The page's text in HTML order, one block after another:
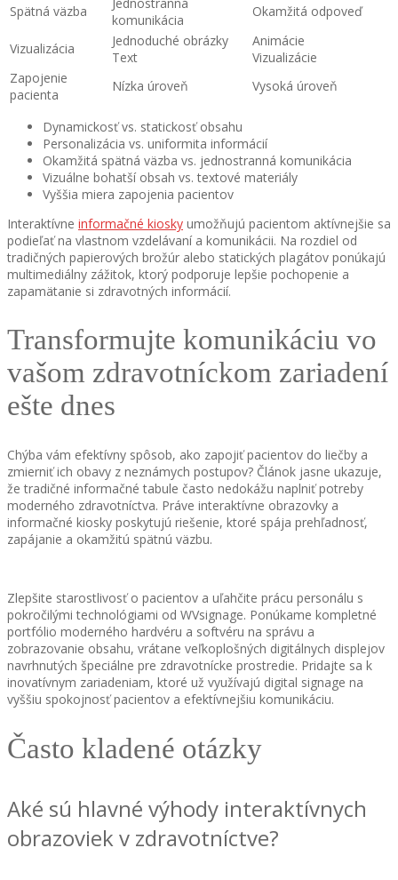
Spätná väzba
komunikácia
Okamžitá odpoveď
Vizualizácia
Jednoduché obrázky
Text
Animácie
Vizualizácie
Zapojenie
pacienta
Nízka úroveň Vysoká úroveň
Dynamickosť vs. statickosť obsahu
Personalizácia vs. uniformita informácií
Okamžitá spätná väzba vs. jednostranná komunikácia
Vizuálne bohatší obsah vs. textové materiály
Vyššia miera zapojenia pacientov
Interaktívne informačné kiosky umožňujú pacientom aktívnejšie sa
podieľať na vlastnom vzdelávaní a komunikácii. Na rozdiel od
tradičných papierových brožúr alebo statických plagátov ponúkajú
multimediálny zážitok, ktorý podporuje lepšie pochopenie a
zapamätanie si zdravotných informácií.
Transformujte komunikáciu vo
vašom zdravotníckom zariadení
ešte dnes
Chýba vám efektívny spôsob, ako zapojiť pacientov do liečby a
zmierniť ich obavy z neznámych postupov? Článok jasne ukazuje,
že tradičné informačné tabule často nedokážu naplniť potreby
moderného zdravotníctva. Práve interaktívne obrazovky a
informačné kiosky poskytujú riešenie, ktoré spája prehľadnosť,
zapájanie a okamžitú spätnú väzbu.
Zlepšite starostlivosť o pacientov a uľahčite prácu personálu s
pokročilými technológiami od WVsignage. Ponúkame kompletné
portfólio moderného hardvéru a softvéru na správu a
zobrazovanie obsahu, vrátane veľkoplošných digitálnych displejov
navrhnutých špeciálne pre zdravotnícke prostredie. Pridajte sa k
inovatívnym zariadeniam, ktoré už využívajú digital signage na
vyššiu spokojnosť pacientov a efektívnejšiu komunikáciu.
Často kladené otázky
Aké sú hlavné výhody interaktívnych
obrazoviek v zdravotníctve?